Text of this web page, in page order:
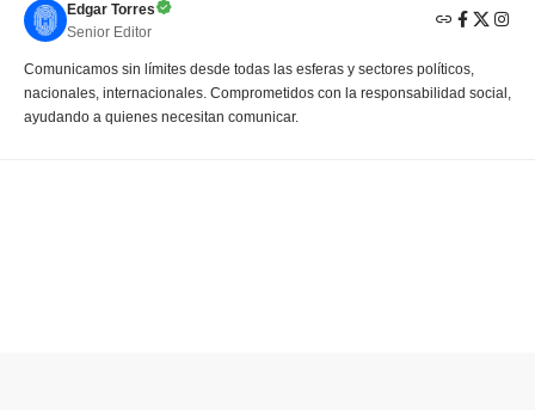
Edgar Torres
Senior Editor
Comunicamos sin límites desde todas las esferas y sectores políticos,
nacionales, internacionales. Comprometidos con la responsabilidad social,
ayudando a quienes necesitan comunicar.